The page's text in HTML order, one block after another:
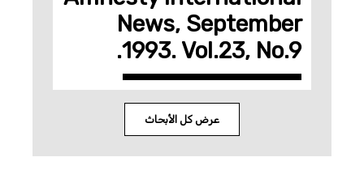
News, September
1993. Vol.23, No.9.
عرض كل الأبحاث